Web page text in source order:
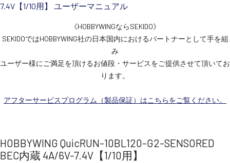
7.4V【1/10用】 ユーザーマニュアル
《HOBBYWINGならSEKIDO》
SEKIDOではHOBBYWING社の日本国内におけるパートナーとして手を組
み
ユーザー様にご満足を頂けるお値段・サービスをご提供させて頂いてお
ります。
アフターサービスプログラム（製品保証）はこちらをご覧ください。
HOBBYWING QuicRUN-10BL120-G2-SENSORED
BEC内蔵 4A/6V-7.4V【1/10用】